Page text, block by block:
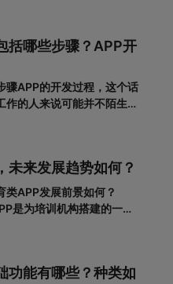
返利购物app的建设。返
络上购买商品有哪些利
括哪些步骤？APP开
骤APP的开发过程，这个话
的人来说可能并不陌生，
杂，接下来就带大家一起
含哪些步骤。一、基本功
未来发展趋势如何？
类APP发展前景如何？
是为培训机构搭建的一个
6月，我国网民规模达8.02
民规模已达7.8
功能有哪些？种类如